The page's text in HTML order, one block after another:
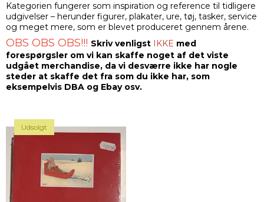
Kategorien fungerer som inspiration og reference til tidligere
udgivelser – herunder figurer, plakater, ure, tøj, tasker, service
og meget mere, som er blevet produceret gennem årene.
OBS OBS OBS!!! Skriv venligst IKKE med
forespørgsler om vi kan skaffe noget af det viste
udgået merchandise, da vi desværre ikke har nogle
steder at skaffe det fra som du ikke har, som
eksempelvis DBA og Ebay osv.
Udsolgt